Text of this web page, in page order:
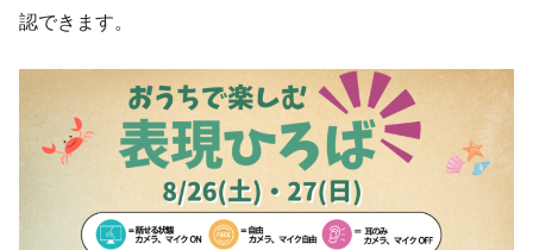
認できます。